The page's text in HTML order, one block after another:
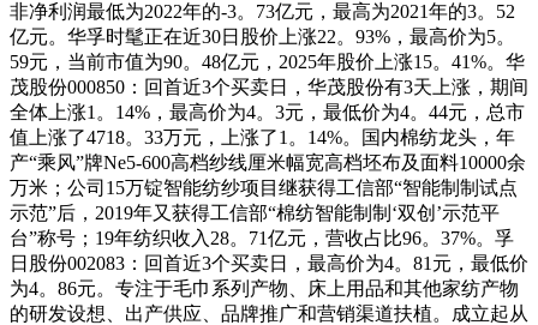
非净利润最低为2022年的-3。73亿元，最高为2021年的3。52
亿元。华孚时髦正在近30日股价上涨22。93%，最高价为5。
59元，当前市值为90。48亿元，2025年股价上涨15。41%。华
茂股份000850：回首近3个买卖日，华茂股份有3天上涨，期间
全体上涨1。14%，最高价为4。3元，最低价为4。44元，总市
值上涨了4718。33万元，上涨了1。14%。国内棉纺龙头，年
产“乘风”牌Ne5-600高档纱线厘米幅宽高档坯布及面料10000余
万米；公司15万锭智能纺纱项目继获得工信部“智能制制试点
示范”后，2019年又获得工信部“棉纺智能制制‘双创’示范平
台”称号；19年纺织收入28。71亿元，营收占比96。37%。孚
日股份002083：回首近3个买卖日，最高价为4。81元，最低价
为4。86元。专注于毛巾系列产物、床上用品和其他家纺产物
的研发设想、出产供应、品牌推广和营销渠道扶植。成立起从